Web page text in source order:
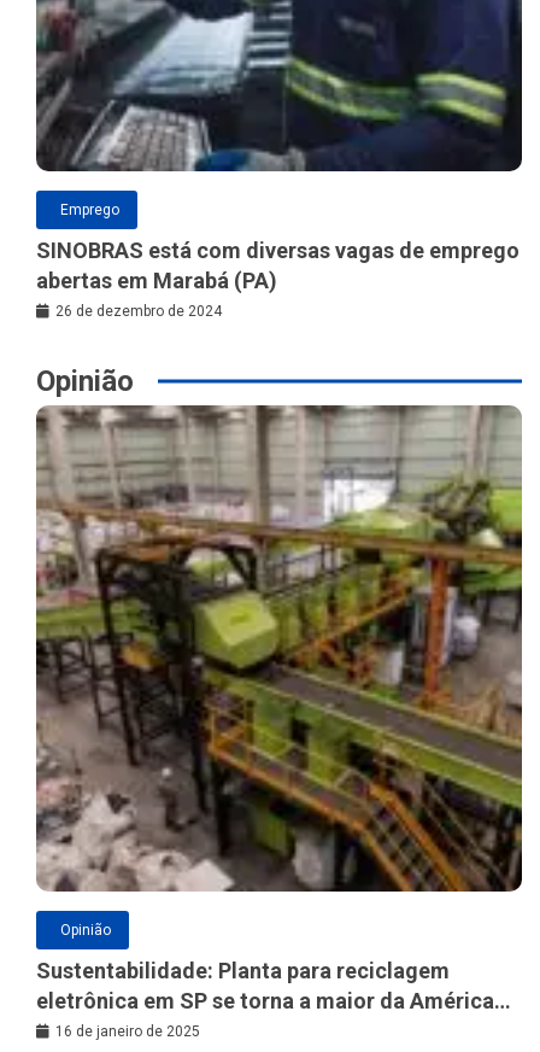
Emprego
SINOBRAS está com diversas vagas de emprego
abertas em Marabá (PA)
26 de dezembro de 2024
Opinião
Opinião
Sustentabilidade: Planta para reciclagem
eletrônica em SP se torna a maior da América
Latina
16 de janeiro de 2025